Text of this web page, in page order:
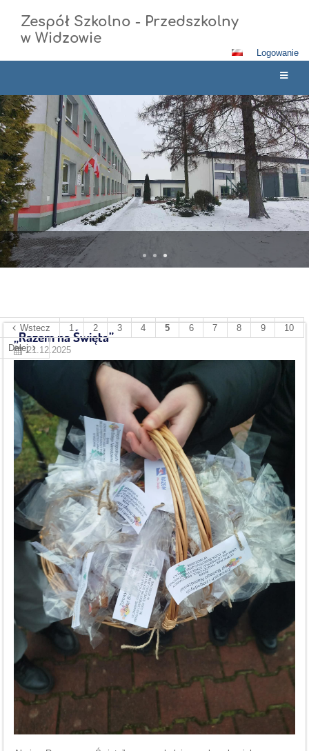
Zespół Szkolno - Przedszkolny
w Widzowie
Logowanie
Strona
główna
„Razem na Święta”
21.12.2025
Wstecz 1 2 3 4 5 6 7 8 9
10
Dalej